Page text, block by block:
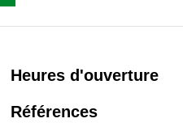
Heures d'ouverture
Références